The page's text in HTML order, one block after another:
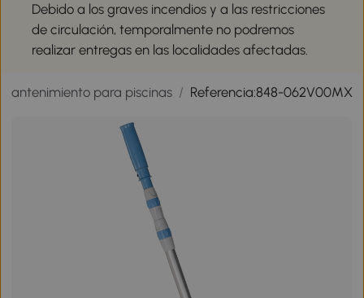
Debido a los graves incendios y a las restricciones
de circulación, temporalmente no podremos
realizar entregas en las localidades afectadas.
Mantenimiento para piscinas / Referencia:848-062V00MX